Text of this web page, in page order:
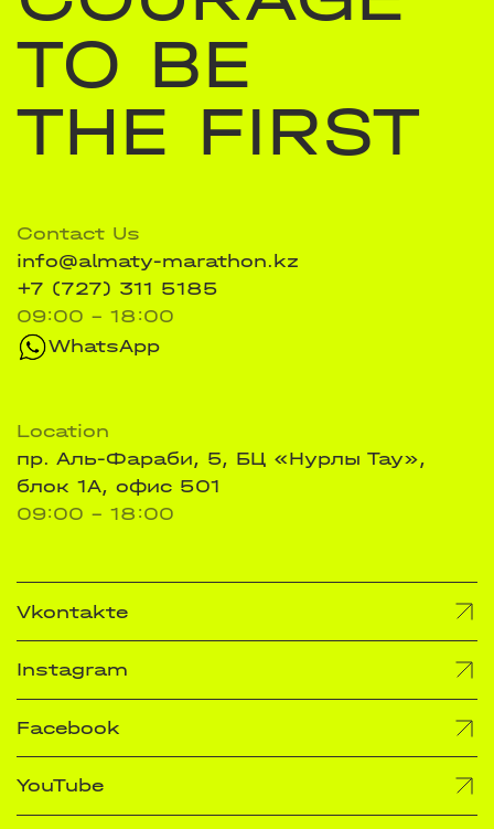
TO BE
THE FIRST
Contact Us
info@almaty-marathon.kz
+7 (727) 311 5185
09:00 - 18:00
WhatsApp
Location
пр. Аль-Фараби, 5, БЦ «Нурлы Тау»,
блок 1А, офис 501
09:00 - 18:00
Vkontakte
Instagram
Facebook
YouTube